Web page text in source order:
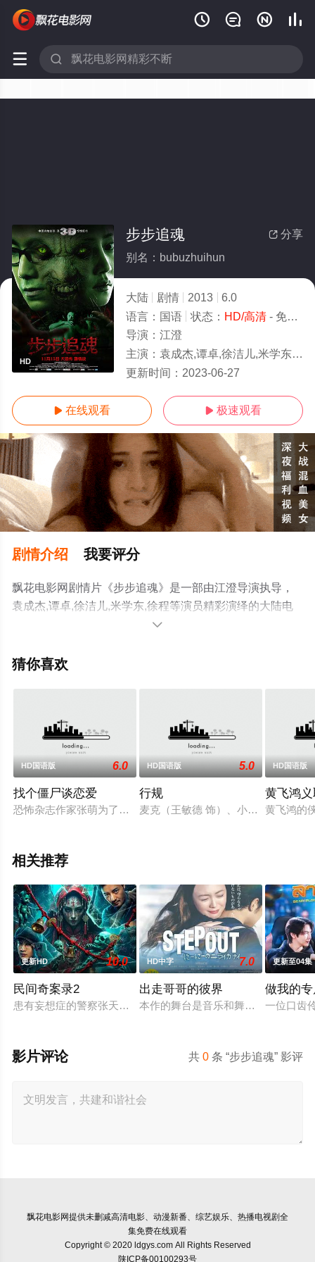
   
 
HD
 分享
步步追魂
别名：bubuzhuihun
大陆 剧情 2013
6.0
语言： 国语 状态： HD/高清- 免费在线观看
导演： 江澄
主演： 袁成杰,谭卓,徐洁儿,米学东,徐程
更新时间： 2023-06-27
 在线观看  极速观看
剧情介绍 我要评分
飘花电影网剧情片《步步追魂》是一部由江澄导演执导，
袁成杰,谭卓,徐洁儿,米学东,徐程等演员精彩演绎的大陆电
影，手机免费观看高清无删减完整版电影大全就上飘花影
平台了解。

猜你喜欢
HD国语版 6.0
找个僵尸谈恋爱
恐怖杂志作家张萌为了寻找灵感，来到一个传说有僵尸出没的
HD国语版 5.0
行规
麦克（王敏德 饰）、小君（关秀媚
HD国语版
黄飞鸿
黄飞鸿的
相关推荐
更新HD 10.0
民间奇案录2
患有妄想症的警察张天盛遇上一起离奇的神像杀人事件，勘案过
HD中字 7.0
出走哥哥的彼界
本作的舞台是音乐和舞蹈融入生活的
更新至04集
做我的
一位口齿
共0 条 “步步追魂” 影评
影片评论
飘花电影网提供未删减高清电影、动漫新番、综艺娱乐、热播电视剧全
集免费在线观看
Copyright © 2020 ldgys.com All Rights Reserved
陕ICP备00100293号